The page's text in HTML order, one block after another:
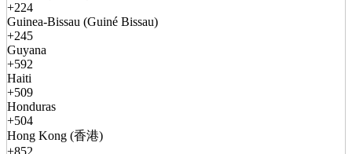
+224
Guinea-Bissau (Guiné Bissau)
+245
Guyana
+592
Haiti
+509
Honduras
+504
Hong Kong (香港)